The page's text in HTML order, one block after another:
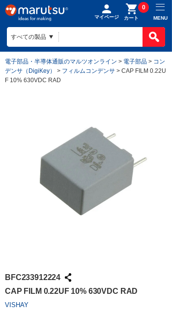
マイページ カート
0
MENU
電子部品・半導体通販のマルツオンライン > 電子部品 > コン
デンサ（DigiKey）
> フィルムコンデンサ > CAP FILM 0.22U
F 10% 630VDC RAD
BFC233912224
CAP FILM 0.22UF 10% 630VDC RAD
VISHAY